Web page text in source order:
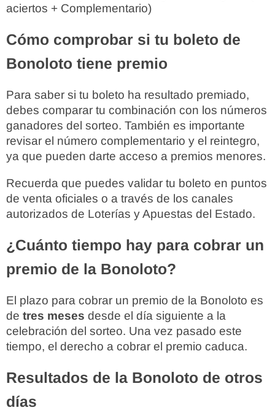
aciertos + Complementario)
Cómo comprobar si tu boleto de
Bonoloto tiene premio
Para saber si tu boleto ha resultado premiado,
debes comparar tu combinación con los números
ganadores del sorteo. También es importante
revisar el número complementario y el reintegro,
ya que pueden darte acceso a premios menores.
Recuerda que puedes validar tu boleto en puntos
de venta oficiales o a través de los canales
autorizados de Loterías y Apuestas del Estado.
¿Cuánto tiempo hay para cobrar un
premio de la Bonoloto?
El plazo para cobrar un premio de la Bonoloto es
de tres meses desde el día siguiente a la
celebración del sorteo. Una vez pasado este
tiempo, el derecho a cobrar el premio caduca.
Resultados de la Bonoloto de otros
días